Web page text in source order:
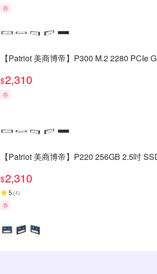
券
【Patriot 美商博帝】P300 M.2 2280 PCIe
$2,310
券
【Patriot 美商博帝】P220 256GB 2.5吋
$2,310
5 (1)
券